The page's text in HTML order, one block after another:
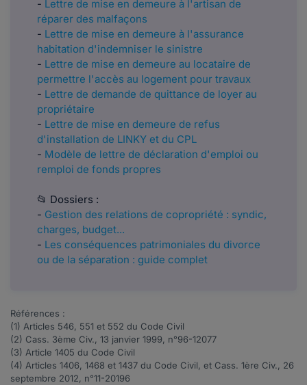
- Lettre de mise en demeure à l'artisan de
réparer des malfaçons
- Lettre de mise en demeure à l'assurance
habitation d'indemniser le sinistre
- Lettre de mise en demeure au locataire de
permettre l'accès au logement pour travaux
- Lettre de demande de quittance de loyer au
propriétaire
- Lettre de mise en demeure de refus
d'installation de LINKY et du CPL
- Modèle de lettre de déclaration d'emploi ou
remploi de fonds propres
📂 Dossiers :
- Gestion des relations de copropriété : syndic,
charges, budget...
- Les conséquences patrimoniales du divorce
ou de la séparation : guide complet
Références :
(1) Articles 546, 551 et 552 du Code Civil
(2) Cass. 3ème Civ., 13 janvier 1999, n°96-12077
(3) Article 1405 du Code Civil
(4) Articles 1406, 1468 et 1437 du Code Civil, et Cass. 1ère Civ., 26
septembre 2012, n°11-20196